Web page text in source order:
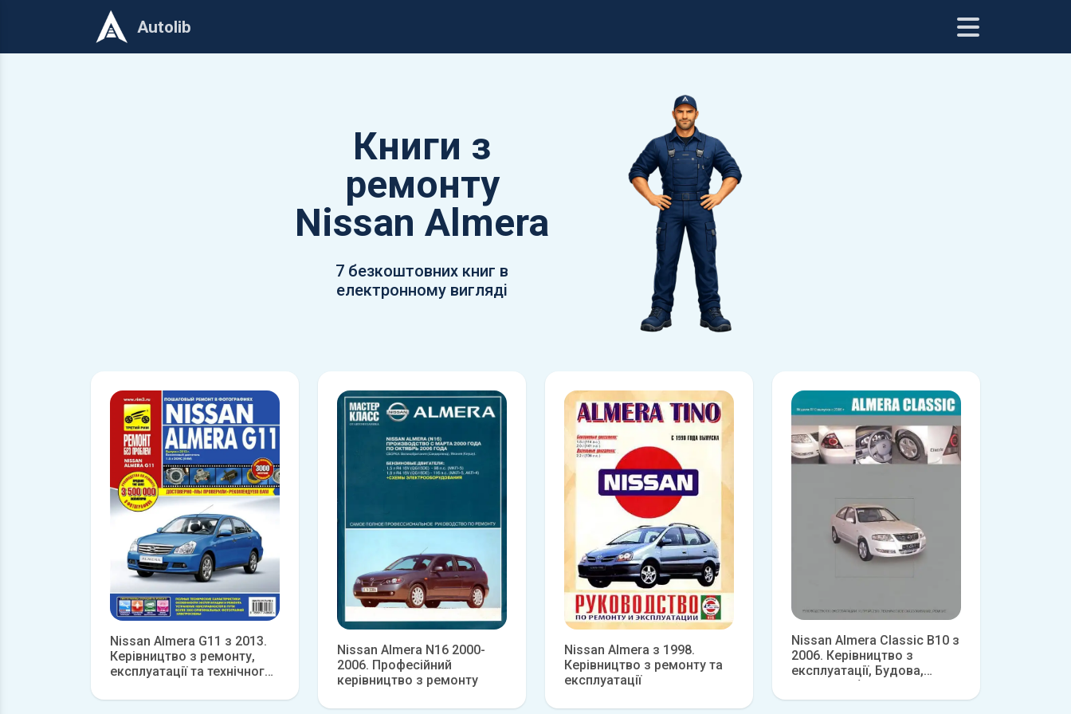
Autolib
Книги з
ремонту
Nissan Almera
7 безкоштовних книг в
електронному вигляді
Nissan Almera G11 з 2013.
Керівництво з ремонту,
експлуатації та технічного
Nissan Almera N16 2000-
2006. Професійний
керівництво з ремонту
Nissan Almera з 1998.
Керівництво з ремонту та
експлуатації
Nissan Almera Classic B10 з
2006. Керівництво з
експлуатації, Будова,
ремонт